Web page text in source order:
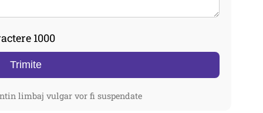
1000
Trimite
limbaj vulgar vor fi suspendate